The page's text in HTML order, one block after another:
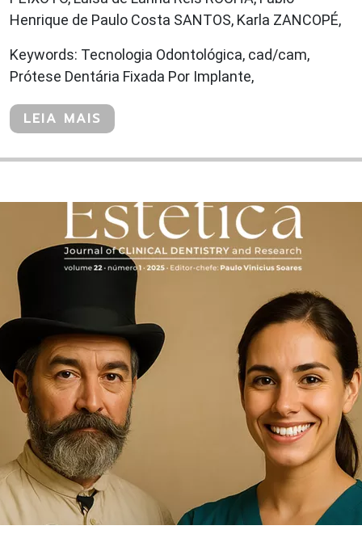
Henrique de Paulo Costa SANTOS, Karla ZANCOPÉ,
Keywords: Tecnologia Odontológica, cad/cam,
Prótese Dentária Fixada Por Implante,
LEIA MAIS